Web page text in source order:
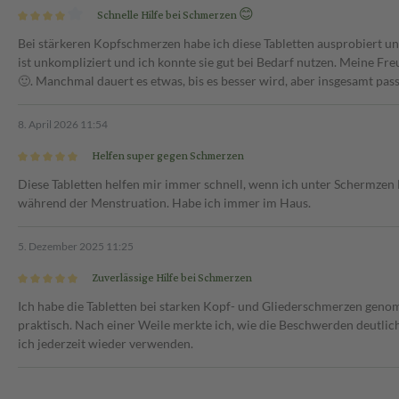
eingenommen werden
werden. Bei
einzunehmen. Die
Symptomen
Schnelle Hilfe bei Schmerzen 😊
Bei stärkeren Kopfschmerzen habe ich diese Tabletten ausprobiert
ist unkompliziert und ich konnte sie gut bei Bedarf nutzen. Meine
🙂. Manchmal dauert es etwas, bis es besser wird, aber insgesamt
8. April 2026 11:54
Helfen super gegen Schmerzen
Diese Tabletten helfen mir immer schnell, wenn ich unter
während der Menstruation. Habe ich immer im Haus.
5. Dezember 2025 11:25
Zuverlässige Hilfe bei Schmerzen
Ich habe die Tabletten bei starken Kopf- und Gliederschmerzen
praktisch. Nach einer Weile merkte ich, wie die Beschwerden
ich jederzeit wieder verwenden.